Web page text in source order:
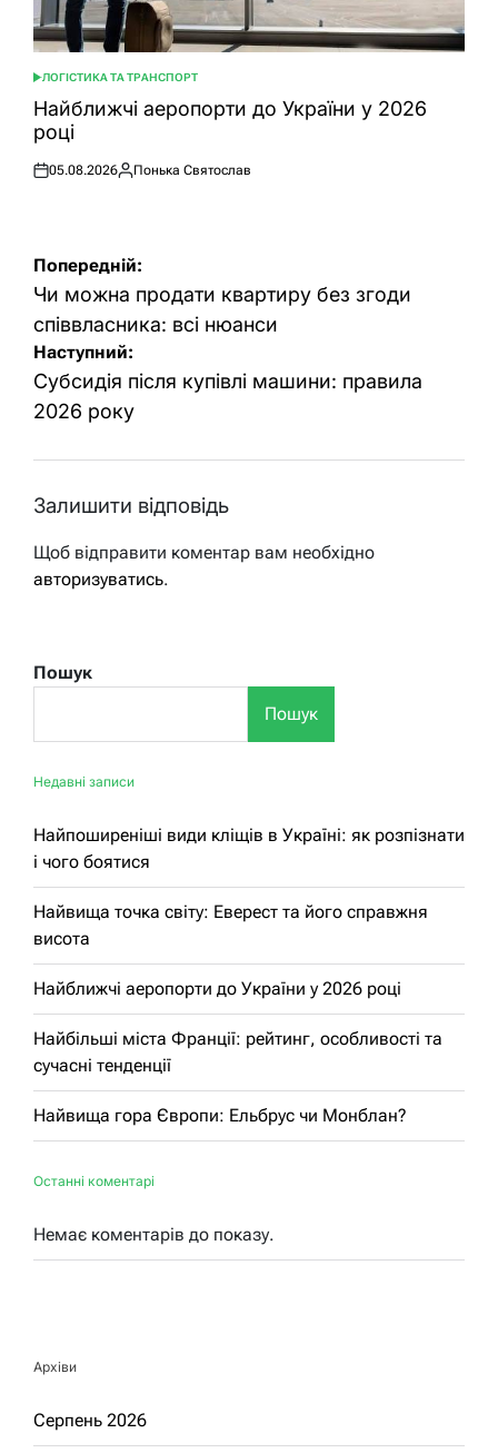
ОПУБЛІКУВАТИ
У
ЛОГІСТИКА ТА ТРАНСПОРТ
Найближчі аеропорти до України у 2026
році
Оприлюднено
05.08.2026
Опубліковано
Понька Святослав
Навігація
записів
Попередній:
Чи можна продати квартиру без згоди
співвласника: всі нюанси
Наступний:
Субсидія після купівлі машини: правила
2026 року
Залишити відповідь
Щоб відправити коментар вам необхідно
авторизуватись.
Пошук
Пошук
Недавні записи
Найпоширеніші види кліщів в Україні: як розпізнати
і чого боятися
Найвища точка світу: Еверест та його справжня
висота
Найближчі аеропорти до України у 2026 році
Найбільші міста Франції: рейтинг, особливості та
сучасні тенденції
Найвища гора Європи: Ельбрус чи Монблан?
Останні коментарі
Немає коментарів до показу.
Архіви
Серпень 2026